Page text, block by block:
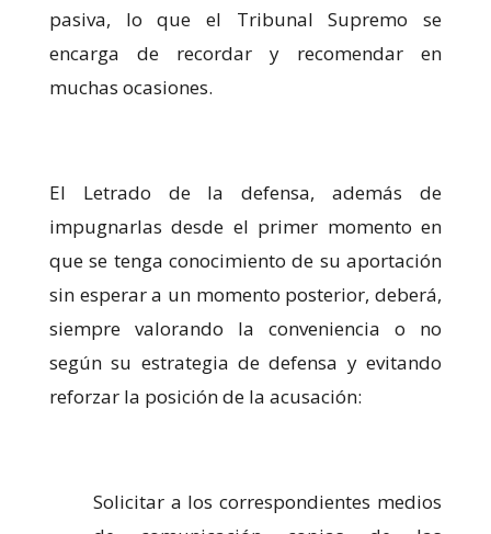
pasiva, lo que el Tribunal Supremo se
encarga de recordar y recomendar en
muchas ocasiones.
El Letrado de la defensa, además de
impugnarlas desde el primer momento en
que se tenga conocimiento de su aportación
sin esperar a un momento posterior, deberá,
siempre valorando la conveniencia o no
según su estrategia de defensa y evitando
reforzar la posición de la acusación:
Solicitar a los correspondientes medios